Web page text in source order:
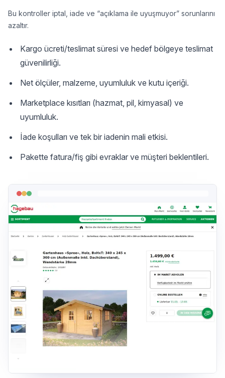
Bu kontroller iptal, iade ve “açıklama ile uyuşmuyor” sorunlarını
azaltır.
Kargo ücreti/teslimat süresi ve hedef bölgeye teslimat
güvenilirliği.
Net ölçüler, malzeme, uyumluluk ve kutu içeriği.
Marketplace kısıtları (hazmat, pil, kimyasal) ve
uyumluluk.
İade koşulları ve tek bir iadenin mali etkisi.
Pakette fatura/fiş gibi evraklar ve müşteri beklentileri.